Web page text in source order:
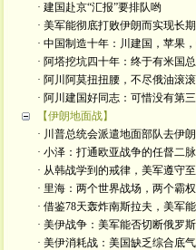
· 建国赴京“汇报”要排队哟
· 美军能彻底打败伊朗而实现长
· 中国制造十年：川建国，苹果
· 阿塔挖坑四十年：终于有米国
· 阿川阿莫扭扭腰，不尽俄油滚
· 阿川建国好同志：可惜没有第
【伊朗地面战】
· 川普总统会派遣地面部队去伊
· 小泽：打通欧亚战争的任督二脉
· 从韩战学到的戒律，美军遵守
· 里海：两个世界战场，两个霸权
· 借鉴78天轰炸南斯拉夫，美军
· 美伊战争：美军能否切断俄罗
· 美伊消耗战：美国缺乏综合底气